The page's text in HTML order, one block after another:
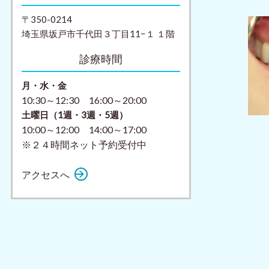
〒350-0214
埼玉県坂戸市千代田３丁目11−１ １階
診療時間
月・水・金
10:30～12:30 16:00～20:00
土曜日（1週・3週・5週）
10:00～12:00 14:00～17:00
※２４時間ネット予約受付中
アクセスへ